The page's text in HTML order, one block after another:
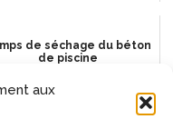
aux
de séchage du béton
de piscine